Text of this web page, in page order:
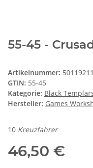
55-45 -
Artikelnummer:
GTIN: 55-45
Kategorie: Black
Hersteller: Games
10 Kreuzfahrer
46,50 €